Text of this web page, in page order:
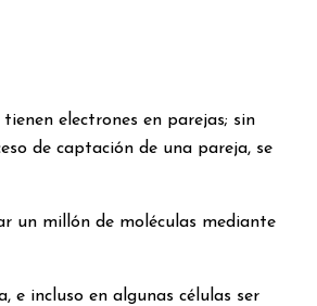
electrones en parejas; sin
de captación de una pareja, se
un millón de moléculas mediante
e incluso en algunas células ser